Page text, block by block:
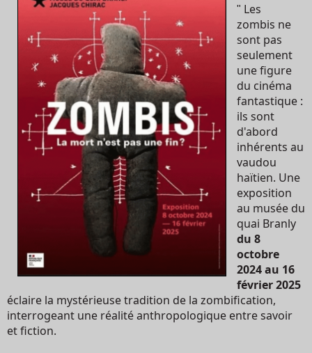
" Les
zombis ne
sont pas
seulement
une figure
du cinéma
fantastique :
ils sont
d'abord
inhérents au
vaudou
haïtien. Une
exposition
au musée du
quai Branly
du 8
octobre
2024 au 16
février 2025
éclaire la mystérieuse tradition de la zombification,
interrogeant une réalité anthropologique entre savoir
et fiction.